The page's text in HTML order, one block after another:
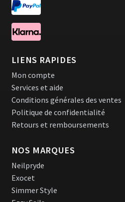
LIENS RAPIDES
Mon compte
Services et aide
Conditions générales des ventes
Politique de confidentialité
Retours et remboursements
NOS MARQUES
Neilpryde
Exocet
Simmer Style